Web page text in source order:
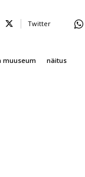
Twitter
muuseum näitus